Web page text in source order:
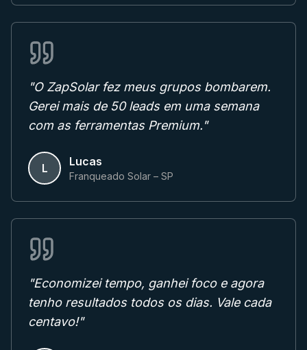
"O ZapSolar fez meus grupos bombarem.
Gerei mais de 50 leads em uma semana
com as ferramentas Premium."
L Lucas
Franqueado Solar – SP
"Economizei tempo, ganhei foco e agora
tenho resultados todos os dias. Vale cada
centavo!"